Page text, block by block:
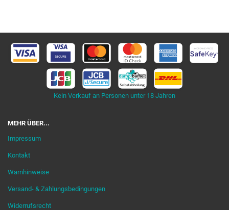
Kein Verkauf an Personen unter 18 Jahren
MEHR ÜBER...
Impressum
Kontakt
Warnhinweise
Versand- & Zahlungsbedingungen
Widerrufsrecht